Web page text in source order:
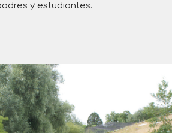
y estudiantes.